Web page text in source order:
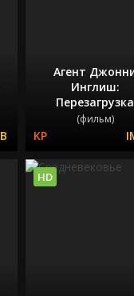
Агент
Инглиш:
Перезагрузка
(фильм)
HD